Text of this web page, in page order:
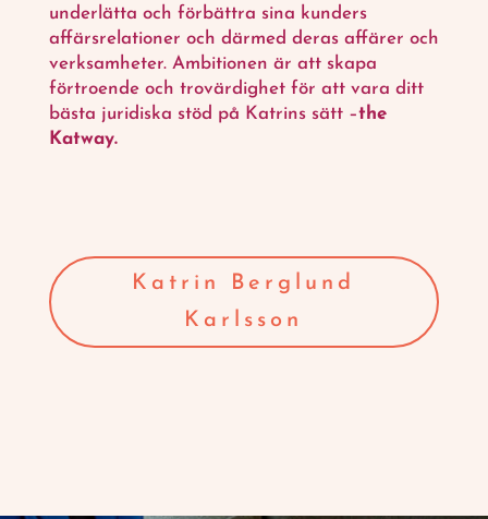
underlätta och förbättra sina kunders
affärsrelationer och därmed deras affärer och
verksamheter. Ambitionen är att skapa
förtroende och trovärdighet för att vara ditt
bästa juridiska stöd på Katrins sätt –the
Katway.
Katrin Berglund
Karlsson